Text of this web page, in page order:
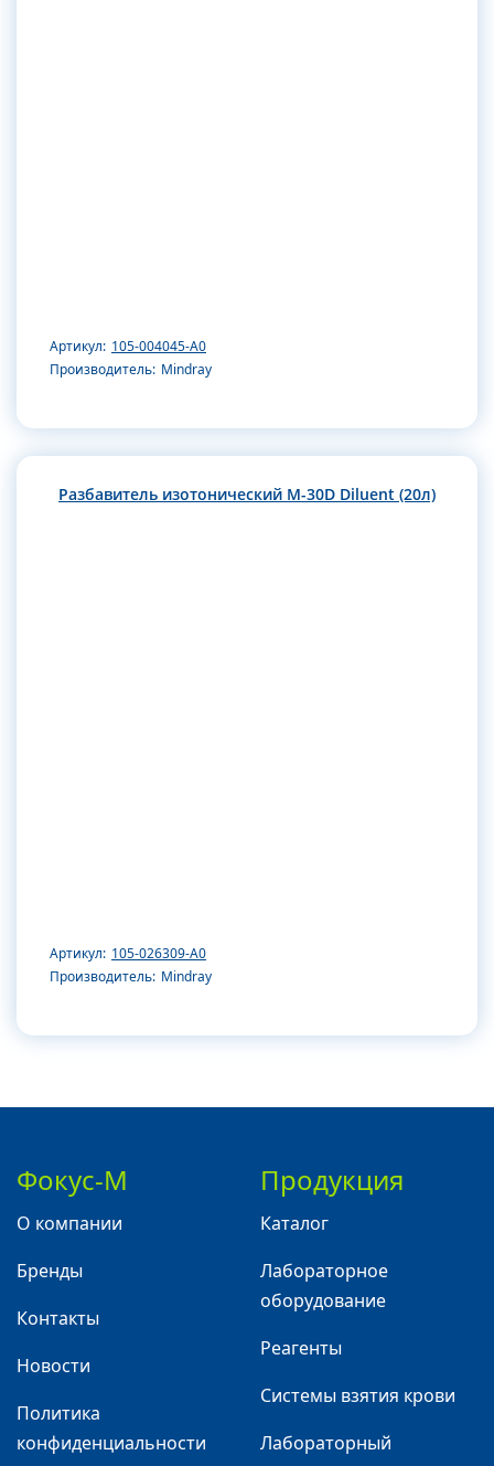
Артикул: 105-004045-A0
Производитель: Mindray
Разбавитель изотонический M-30D Diluent (20л)
Артикул: 105-026309-A0
Производитель: Mindray
Фокус-М
О компании
Бренды
Контакты
Новости
Политика
конфиденциальности
Продукция
Каталог
Лабораторное
оборудование
Реагенты
Системы взятия крови
Лабораторный